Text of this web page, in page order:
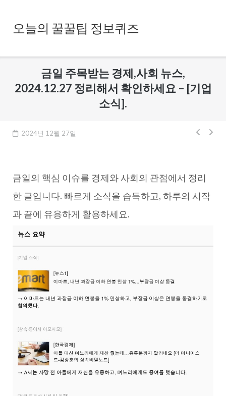
content오늘의 꿀꿀팁 정보퀴즈
금일 주목받는 경제,사회 뉴스,
2024.12.27 정리해서 확인하세요 – [기업
소식].
2024년 12월 27일
글
게
이
금일의 핵심 이슈를 경제와 사회의 관점에서 정리
한 글입니다. 빠르게 소식을 습득하고, 하루의 시작
과 끝에 유용하게 활용하세요.